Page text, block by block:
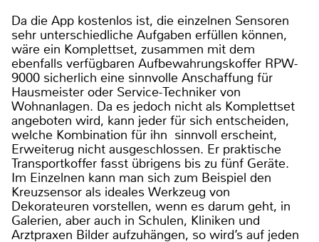
Da die App kostenlos ist, die einzelnen Sensoren
sehr unterschiedliche Aufgaben erfüllen können,
wäre ein Komplettset, zusammen mit dem
ebenfalls verfügbaren Aufbewahrungskoffer RPW-
9000 sicherlich eine sinnvolle Anschaffung für
Hausmeister oder Service-Techniker von
Wohnanlagen. Da es jedoch nicht als Komplettset
angeboten wird, kann jeder für sich entscheiden,
welche Kombination für ihn sinnvoll erscheint,
Erweiterug nicht ausgeschlossen. Er praktische
Transportkoffer fasst übrigens bis zu fünf Geräte.
Im Einzelnen kann man sich zum Beispiel den
Kreuzsensor als ideales Werkzeug von
Dekorateuren vorstellen, wenn es darum geht, in
Galerien, aber auch in Schulen, Kliniken und
Arztpraxen Bilder aufzuhängen, so wird’s auf jeden